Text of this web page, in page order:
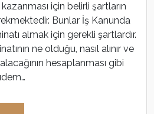
için belirli şartların
Bunlar İş Kanunda
almak için gerekli şartlardır.
ne olduğu, nasıl alınır ve
hesaplanması gibi